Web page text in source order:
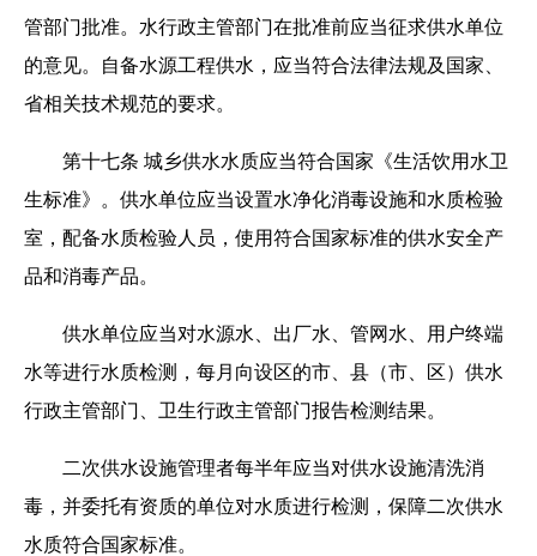
管部门批准。水行政主管部门在批准前应当征求供水单位
的意见。自备水源工程供水，应当符合法律法规及国家、
省相关技术规范的要求。
第十七条 城乡供水水质应当符合国家《生活饮用水卫
生标准》。供水单位应当设置水净化消毒设施和水质检验
室，配备水质检验人员，使用符合国家标准的供水安全产
品和消毒产品。
供水单位应当对水源水、出厂水、管网水、用户终端
水等进行水质检测，每月向设区的市、县（市、区）供水
行政主管部门、卫生行政主管部门报告检测结果。
二次供水设施管理者每半年应当对供水设施清洗消
毒，并委托有资质的单位对水质进行检测，保障二次供水
水质符合国家标准。